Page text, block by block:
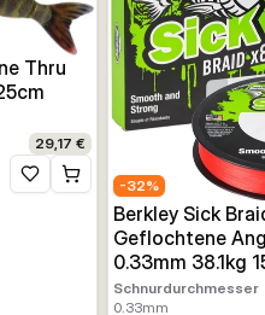
Thru
29,17 €
Zur Wunschliste hinzufügen
-32%
Berkley Sick
Geflochtene
0.33mm 38.1kg
Schnurdurchmesser
0.33mm